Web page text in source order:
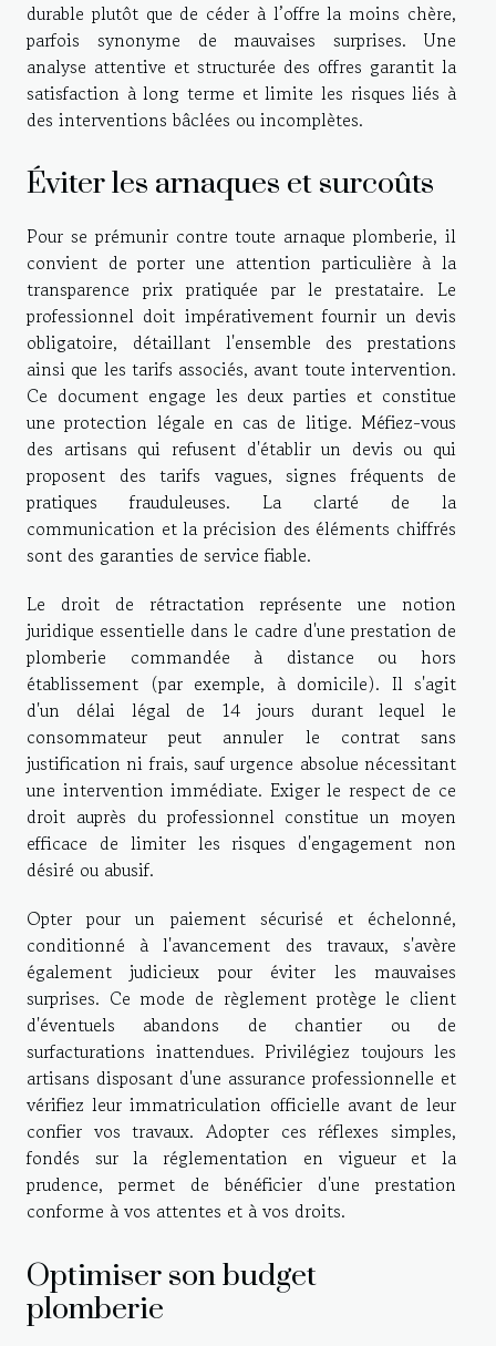
durable plutôt que de céder à l’offre la moins chère,
parfois synonyme de mauvaises surprises. Une
analyse attentive et structurée des offres garantit la
satisfaction à long terme et limite les risques liés à
des interventions bâclées ou incomplètes.
Éviter les arnaques et surcoûts
Pour se prémunir contre toute arnaque plomberie, il
convient de porter une attention particulière à la
transparence prix pratiquée par le prestataire. Le
professionnel doit impérativement fournir un devis
obligatoire, détaillant l'ensemble des prestations
ainsi que les tarifs associés, avant toute intervention.
Ce document engage les deux parties et constitue
une protection légale en cas de litige. Méfiez-vous
des artisans qui refusent d'établir un devis ou qui
proposent des tarifs vagues, signes fréquents de
pratiques frauduleuses. La clarté de la
communication et la précision des éléments chiffrés
sont des garanties de service fiable.
Le droit de rétractation représente une notion
juridique essentielle dans le cadre d'une prestation de
plomberie commandée à distance ou hors
établissement (par exemple, à domicile). Il s'agit
d'un délai légal de 14 jours durant lequel le
consommateur peut annuler le contrat sans
justification ni frais, sauf urgence absolue nécessitant
une intervention immédiate. Exiger le respect de ce
droit auprès du professionnel constitue un moyen
efficace de limiter les risques d'engagement non
désiré ou abusif.
Opter pour un paiement sécurisé et échelonné,
conditionné à l'avancement des travaux, s'avère
également judicieux pour éviter les mauvaises
surprises. Ce mode de règlement protège le client
d'éventuels abandons de chantier ou de
surfacturations inattendues. Privilégiez toujours les
artisans disposant d'une assurance professionnelle et
vérifiez leur immatriculation officielle avant de leur
confier vos travaux. Adopter ces réflexes simples,
fondés sur la réglementation en vigueur et la
prudence, permet de bénéficier d'une prestation
conforme à vos attentes et à vos droits.
Optimiser son budget
plomberie